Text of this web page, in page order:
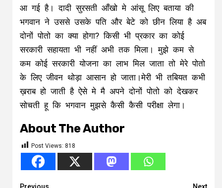
आ गई है। दादी सुरसती आँखो मे आंसू लिए बताया की
भगवान ने उससे उसके पति और बेटे को छीन लिया है अब
दोनों पोतो का क्या होगा? किसी भी प्रकार का कोई
सरकारी सहायता भी नहीं अभी तक मिला। मुझे कम से
कम कोई सरकारी योजना का लाभ मिल जाता तो मेरे पोतो
के लिए जीवन थोड़ा आसान हो जाता।मेरी भी तबियत कभी
ख़राब हो जाती है ऐसे मे मै अपने दोनों पोतो को देखकर
सोचती हू कि भगवान मुझसे कैसी कैसी परीक्षा लेगा।
About The Author
Post Views: 818